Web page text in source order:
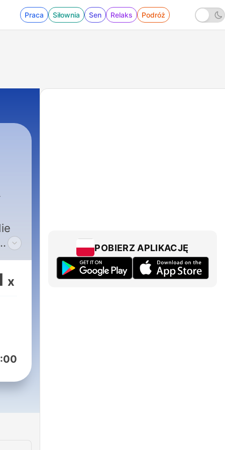
Praca Siłownia Sen Relaks Podróż
x
POBIERZ APLIKACJĘ